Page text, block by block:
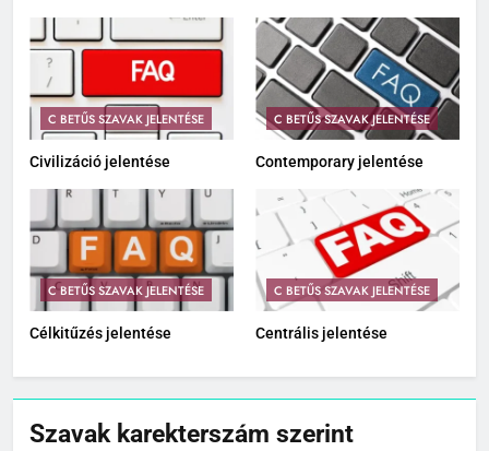
C BETŰS SZAVAK JELENTÉSE
Civilizáció jelentése
C BETŰS SZAVAK JELENTÉSE
Contemporary jelentése
C BETŰS SZAVAK JELENTÉSE
Célkitűzés jelentése
C BETŰS SZAVAK JELENTÉSE
Centrális jelentése
Szavak karekterszám szerint